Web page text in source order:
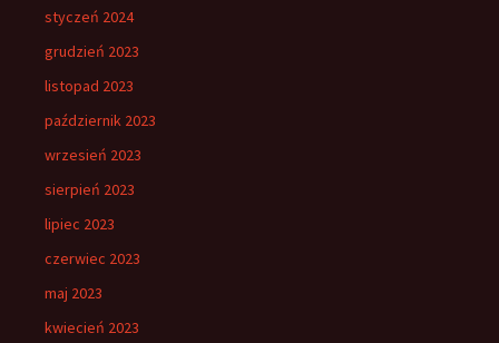
styczeń 2024
grudzień 2023
listopad 2023
październik 2023
wrzesień 2023
sierpień 2023
lipiec 2023
czerwiec 2023
maj 2023
kwiecień 2023